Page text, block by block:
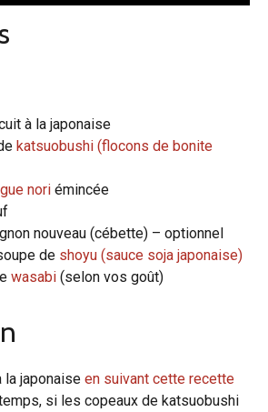
à la japonaise
katsuobushi (flocons de bonite
nori émincée
nouveau (cébette) – optionnel
de shoyu (sauce soja japonaise)
wasabi (selon vos goût)
la japonaise en suivant cette recette
si les copeaux de katsuobushi